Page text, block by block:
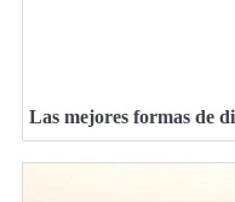
Las mejores formas de